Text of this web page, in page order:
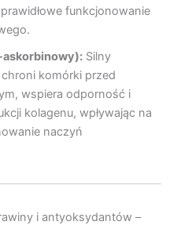
funkcjonowanie
askorbinowy):Silny
komórki przed
wspiera odporność i
kolagenu, wpływając na
naczyń
i antyoksydantów –